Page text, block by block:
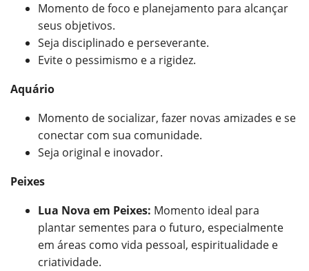
Momento de foco e planejamento para alcançar
seus objetivos.
Seja disciplinado e perseverante.
Evite o pessimismo e a rigidez.
Aquário
Momento de socializar, fazer novas amizades e se
conectar com sua comunidade.
Seja original e inovador.
Peixes
Lua Nova em Peixes: Momento ideal para
plantar sementes para o futuro, especialmente
em áreas como vida pessoal, espiritualidade e
criatividade.